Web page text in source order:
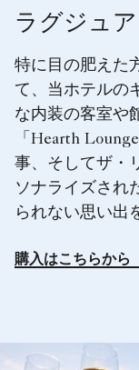
ラグジュ
特に目の肥えた
て、当ホテルの
な内装の客室や
「Hearth
事、そしてザ・
ソナライズされ
られない思い出
購入はこちらから